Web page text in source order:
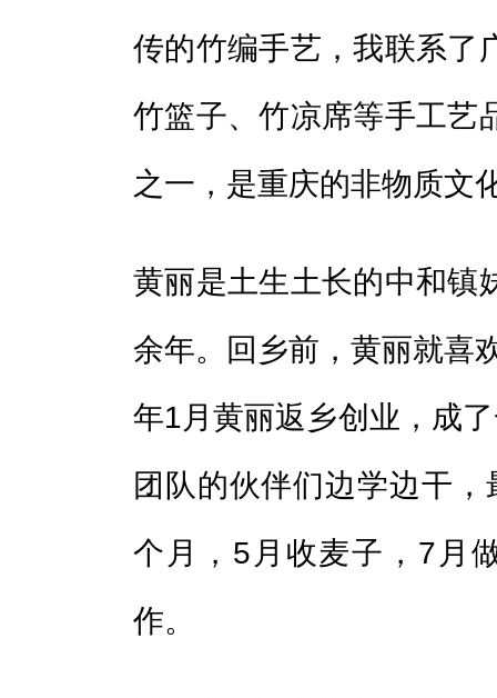
传的竹编手艺，我联系了
竹篮子、竹凉席等手工艺
之一，是重庆的非物质文
黄丽是土生土长的中和镇
余年。回乡前，黄丽就喜
年1月黄丽返乡创业，成
团队的伙伴们边学边干
个月，5月收麦子，7月
作。